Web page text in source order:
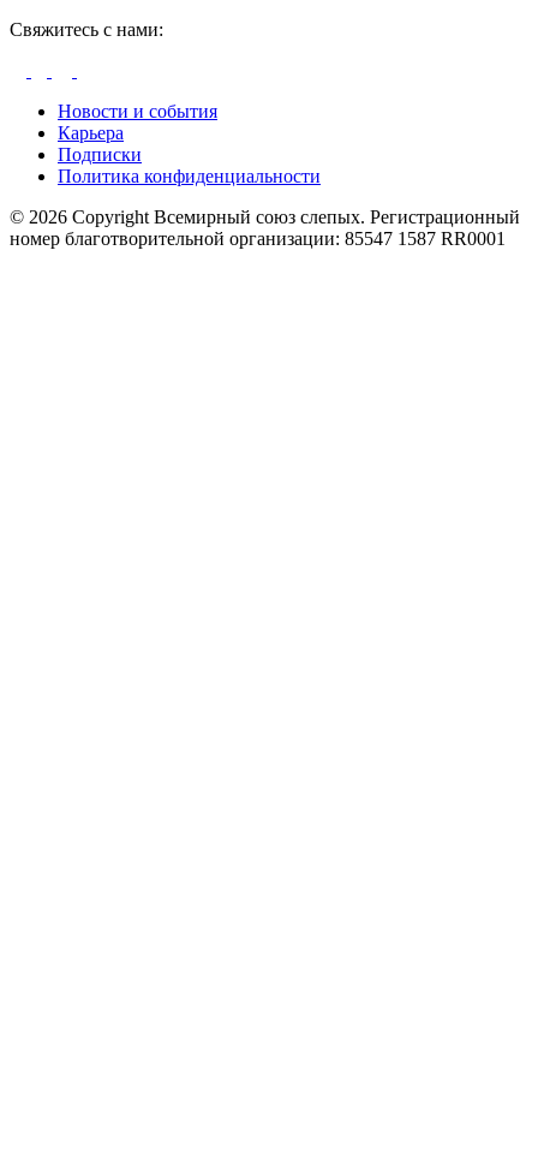
Свяжитесь с нами:
Новости и события
Карьера
Подписки
Политика конфиденциальности
© 2026 Copyright Всемирный союз слепых. Регистрационный
номер благотворительной организации: 85547 1587 RR0001